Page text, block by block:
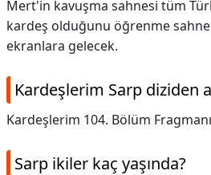
Mert'in kavuşma sahnesi tüm
kardeş olduğunu öğrenme
ekranlara gelecek.
Kardeşlerim Sarp diziden
Kardeşlerim 104. Bölüm
Sarp ikiler kaç yaşında?